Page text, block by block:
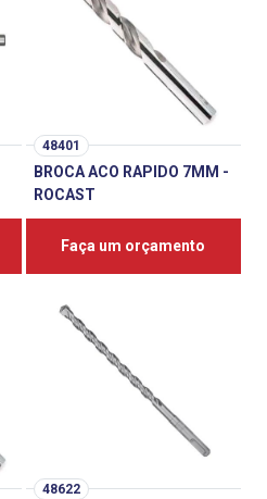
48401
BROCA ACO RAPIDO 7MM -
ROCAST
Faça um orçamento
48622